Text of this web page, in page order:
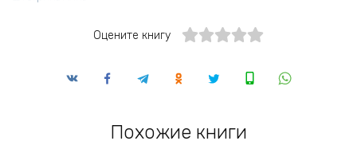
Оцените книгу
Похожие книги